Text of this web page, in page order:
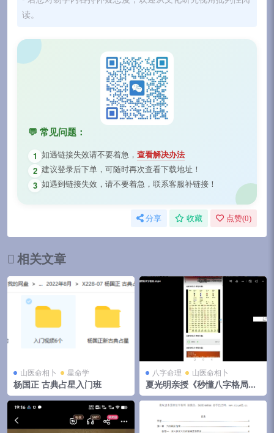
读。
💬 常见问题：
1 如遇链接失效请不要着急， 查看解决办法
2 建议登录后下单，可随时再次查看下载地址！
3 如遇到链接失效，请不要着急，联系客服补链接！
分享 收藏 点赞(0)
相关文章
山医命相卜 星命学
杨国正 古典占星入门班
八字命理 山医命相卜
夏光明亲授《秒懂八字格局喜
忌》4节录音微课